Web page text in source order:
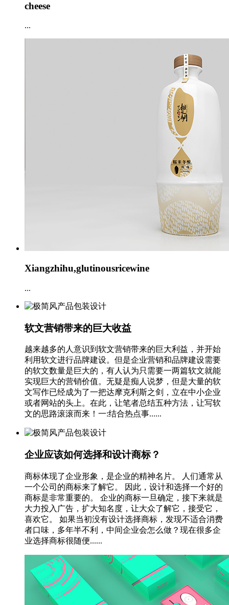
cheese
...
Xiangzhihu,glutinousricewine
...
软文营销带来的巨大收益
越来越多的人意识到软文营销带来的巨大利益，并开始
利用软文进行品牌建设。但是企业营销和品牌建设需要
的软文数量是巨大的，有人认为只需要一两篇软文就能
实现巨大的营销价值。无疑是痴人说梦，但是大量的软
文写作已经成为了一把达摩克利斯之剑，立在中小企业
或者网站的头上。在此，让笔者总结五种方法，让写软
文的思路滚滚而来！一:结合热点事......
企业应该如何选择和设计商标？
商标体现了企业形象，是企业的精神名片。 人们通常从
一个公司的商标来了解它。 因此，设计和选择一个好的
商标是非常重要的。 企业的商标一旦确定，接下来就是
大力投入广告，扩大知名度，让大众了解它，接受它，
喜欢它。 如果当初没有设计选择商标，发现不适合消费
者口味，多年半不利，中间企业会怎么做？现在很多企
业选择商标很随便......